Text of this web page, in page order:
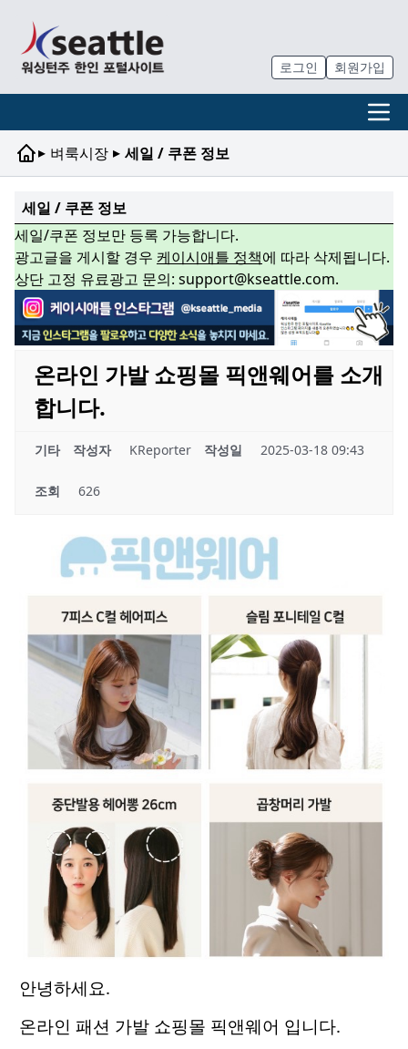
로그인 회원가입
▸ 벼룩시장 ▸ 세일 / 쿠폰 정보
세일 / 쿠폰 정보
세일/쿠폰 정보만 등록 가능합니다.
광고글을 게시할 경우 케이시애틀 정책에 따라 삭제됩니다.
상단 고정 유료광고 문의: support@kseattle.com.
온라인 가발 쇼핑몰 픽앤웨어를 소개
합니다.
기타 작성자 KReporter 작성일 2025-03-18 09:43
조회 626
안녕하세요.
온라인 패션 가발 쇼핑몰 픽앤웨어 입니다.